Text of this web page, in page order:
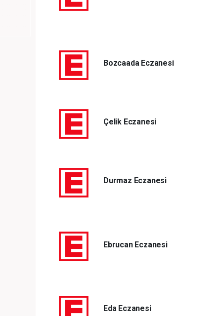
Bozcaada Eczanesi
Çelik Eczanesi
Durmaz Eczanesi
Ebrucan Eczanesi
Eda Eczanesi